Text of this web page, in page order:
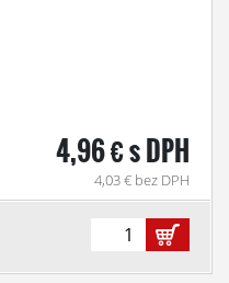
4,96 € s DPH
4,03 € bez DPH